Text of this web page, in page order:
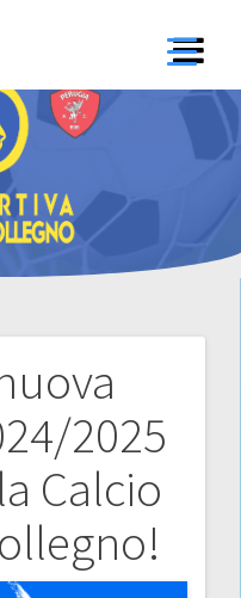
2025
Calcio